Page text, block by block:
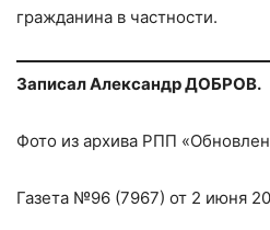
гражданина в частности.
Записал Александр ДОБРОВ.
Фото из архива РПП
Газета №96 (7967) от 2 июня